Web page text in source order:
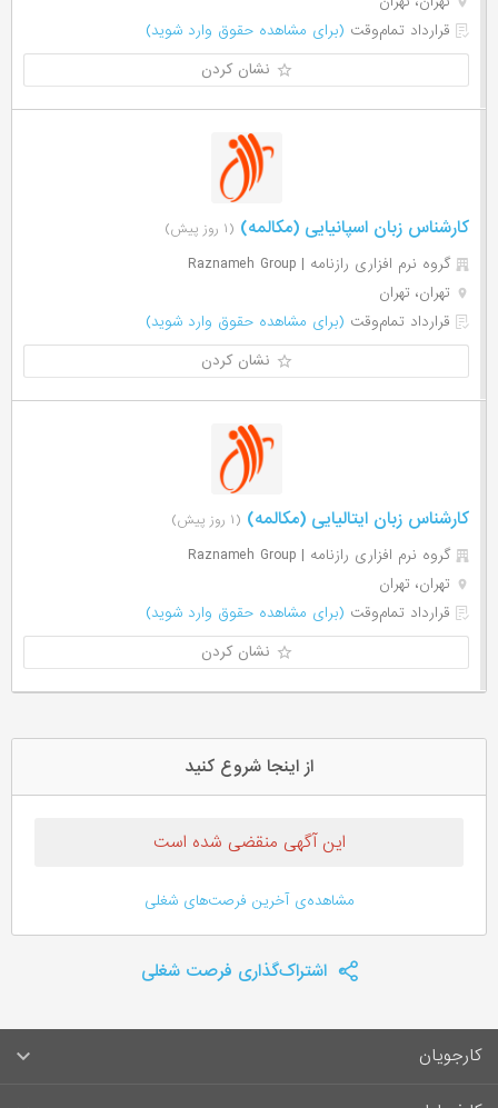
قرارداد تمام‌وقت (برای مشاهده حقوق وارد شوید)
نشان کردن
کارشناس زبان اسپانیایی (مکالمه) (۱ روز پیش)
گروه نرم افزاری رازنامه | Raznameh Group
تهران، تهران
قرارداد تمام‌وقت (برای مشاهده حقوق وارد شوید)
نشان کردن
کارشناس زبان ایتالیایی (مکالمه) (۱ روز پیش)
گروه نرم افزاری رازنامه | Raznameh Group
تهران، تهران
قرارداد تمام‌وقت (برای مشاهده حقوق وارد شوید)
نشان کردن
از اینجا شروع کنید
این آگهی منقضی شده است
مشاهده‌ی آخرین فرصت‌های شغلی
اشتراک‌گذاری فرصت شغلی
کارجویان